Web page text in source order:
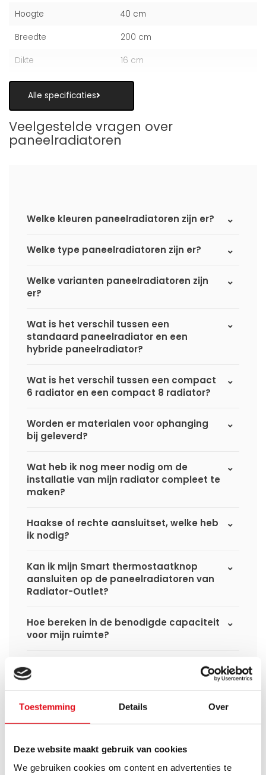
Toestemming Details Over
Deze website maakt gebruik van cookies
We gebruiken cookies om content en advertenties te
Hoogte 40 cm
Breedte 200 cm
Dikte 16 cm
Alle specificaties
Veelgestelde vragen over
paneelradiatoren
Welke kleuren paneelradiatoren zijn er?
Welke type paneelradiatoren zijn er?
Welke varianten paneelradiatoren zijn
er?
Wat is het verschil tussen een
standaard paneelradiator en een
hybride paneelradiator?
Wat is het verschil tussen een compact
6 radiator en een compact 8 radiator?
Worden er materialen voor ophanging
bij geleverd?
Wat heb ik nog meer nodig om de
installatie van mijn radiator compleet te
maken?
Haakse of rechte aansluitset, welke heb
ik nodig?
Kan ik mijn Smart thermostaatknop
aansluiten op de paneelradiatoren van
Radiator-Outlet?
Hoe bereken in de benodigde capaciteit
voor mijn ruimte?
Wat is de levertijd van een
paneelradiator en wanneer ontvang ik
deze als ik een bestelling plaats?
Ik heb een (hybride) warmtepomp
gebruiken uit de website?